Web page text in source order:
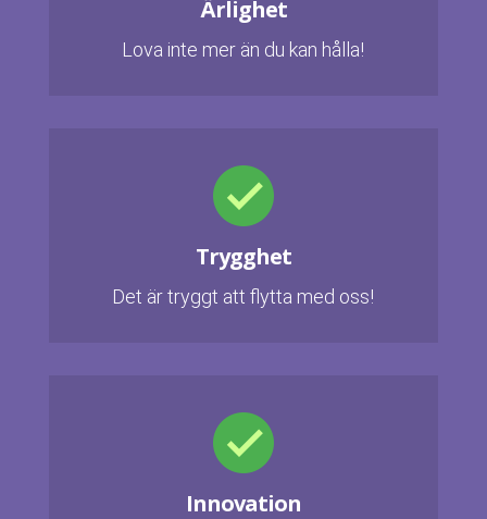
Ärlighet
Lova inte mer än du kan hålla!
Trygghet
Det är tryggt att flytta med oss!
Innovation